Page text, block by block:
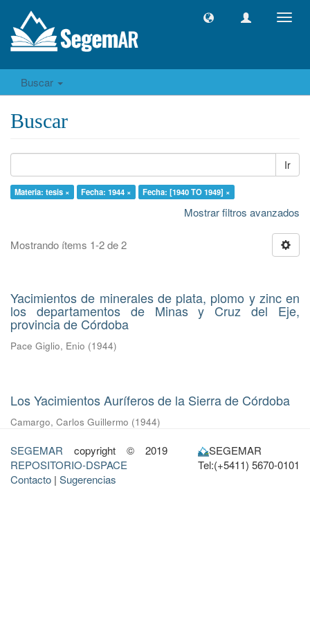
Buscar
Buscar
Ir
Materia: tesis × Fecha: 1944 × Fecha: [1940 TO 1949] ×
Mostrar filtros avanzados
Mostrando ítems 1-2 de 2
Yacimientos de minerales de plata, plomo y zinc en
los departamentos de Minas y Cruz del Eje,
provincia de Córdoba
Pace Giglio, Enio (1944)
Los Yacimientos Auríferos de la Sierra de Córdoba
Camargo, Carlos Guillermo (1944)
SEGEMAR copyright © 2019
REPOSITORIO-DSPACE
Contacto | Sugerencias
SEGEMAR
Tel:(+5411) 5670-0101